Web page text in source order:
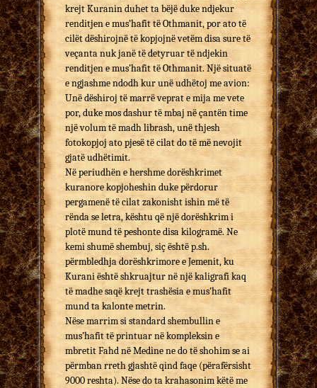
krejt Kuranin duhet ta bëjë duke ndjekur
renditjen e mus’hafit të Othmanit, por ato të
cilët dëshirojnë të kopjojnë vetëm disa sure të
veçanta nuk janë të detyruar të ndjekin
renditjen e mus’hafit të Othmanit. Një situatë
e ngjashme ndodh kur unë udhëtoj me avion:
Unë dëshiroj të marrë veprat e mija me vete
por, duke mos dashur të mbaj në çantën time
një volum të madh librash, unë thjesh
fotokopjoj ato pjesë të cilat do të më nevojit
gjatë udhëtimit.
Në periudhën e hershme dorëshkrimet
kuranore kopjoheshin duke përdorur
pergamenë të cilat zakonisht ishin më të
rënda se letra, kështu që një dorëshkrim i
plotë mund të peshonte disa kilogramë. Ne
kemi shumë shembuj, siç është p.sh.
përmbledhja dorëshkrimore e Jemenit, ku
Kurani është shkruajtur në një kaligrafi kaq
të madhe saqë krejt trashësia e mus’hafit
mund ta kalonte metrin.
Nëse marrim si standard shembullin e
mus’hafit të printuar në kompleksin e
mbretit Fahd në Medine ne do të shohim se ai
përmban rreth gjashtë qind faqe (përafërsisht
9000 reshta). Nëse do ta krahasonim këtë me